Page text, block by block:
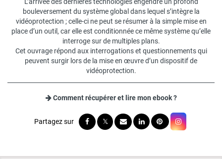
L’arrivée des dernières technologies engendre un profond
bouleversement du système global dans lequel s’intègre la
vidéoprotection ; celle-ci ne peut se résumer à la simple mise en
place d’un outil, car elle est conditionnée ce même système qu’elle
interroge sur de multiples plans.
Cet ouvrage répond aux interrogations et questionnements qui
peuvent surgir lors de la mise en œuvre d’un dispositif de
vidéoprotection.
Comment récupérer et lire mon ebook ?